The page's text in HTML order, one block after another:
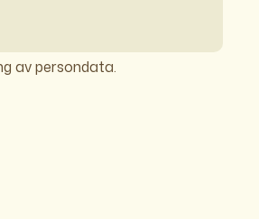
av persondata.